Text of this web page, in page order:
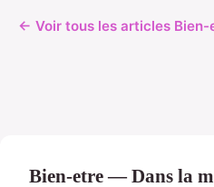
← Voir tous les articles Bien-
Bien-etre — Dans la